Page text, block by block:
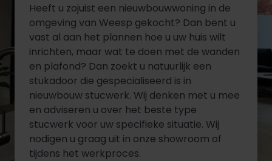
Heeft u zojuist een nieuwbouwwoning in de
omgeving van Weesp gekocht? Dan bent u
vast al aan het plannen hoe u uw huis wilt
inrichten, maar wat te doen met de wanden
en plafond? Dan zoekt u natuurlijk een
stukadoor die gespecialiseerd is in
nieuwbouw stucwerk. Wij denken met u mee
en adviseren u over het beste type
stucwerk voor uw specifieke situatie. Wij
nodigen u graag uit in onze showroom of
tijdens het werkproces.